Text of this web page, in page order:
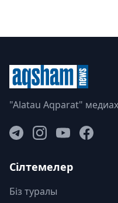
"Alatau Aqparat"
Сілтемелер
Біз туралы